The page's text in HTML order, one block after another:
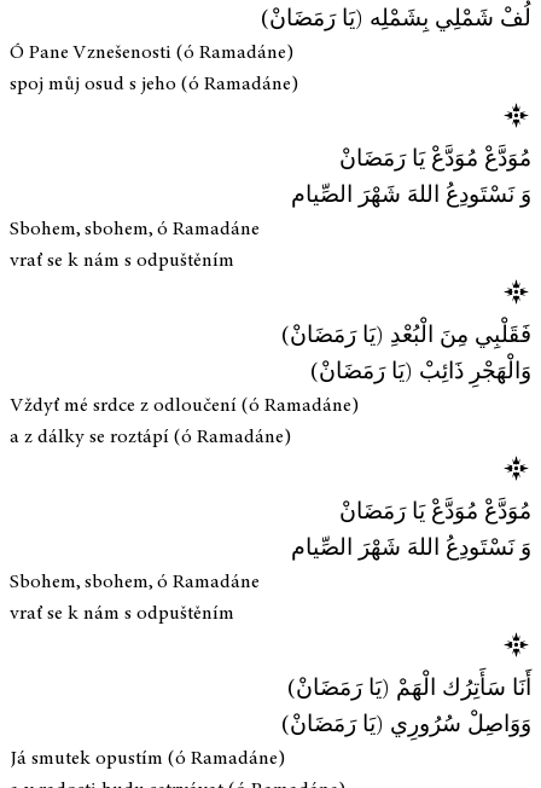
لُفْ شَمْلِي بِشَمْلِه (يَا رَمَضَانْ)
Ó Pane Vznešenosti (ó Ramadáne)
spoj můj osud s jeho (ó Ramadáne)
مُوَدَّعْ مُوَدَّعْ يَا رَمَضَانْ
وَ نَسْتَودِعُ اللهَ شَهْرَ الصِّيام
Sbohem, sbohem, ó Ramadáne
vrať se k nám s odpuštěním
فَقَلْبِي مِنَ الْبُعْدِ (يَا رَمَضَانْ)
وَالْهَجْرِ ذَائِبْ (يَا رَمَضَانْ)
Vždyť mé srdce z odloučení (ó Ramadáne)
a z dálky se roztápí (ó Ramadáne)
مُوَدَّعْ مُوَدَّعْ يَا رَمَضَانْ
وَ نَسْتَودِعُ اللهَ شَهْرَ الصِّيام
Sbohem, sbohem, ó Ramadáne
vrať se k nám s odpuštěním
أَنَا سَأَتِرُك الْهَمْ (يَا رَمَضَانْ)
وَوَاصِلْ سُرُورِي (يَا رَمَضَانْ)
Já smutek opustím (ó Ramadáne)